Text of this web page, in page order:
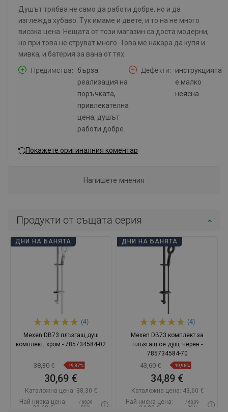
Душът трябва не само да работи добре, но и да
изглежда хубаво. Тук имаме и двете, и то на не много
висока цена. Нещата от този магазин са доста модерни,
но при това не струват много. Това ме накара да купя и
мивка, и батерия за вана от тях.
Предимства
бърза
реализация на
поръчката,
привлекателна
цена, душът
работи добре.
Дефекти
инструкцията
е малко
неясна.
Покажете оригиналния коментар
Напишете мнения
Продукти от същата серия
ДНИ НА БАНЯТА
(4)
Mexen DB73 плъзгащ душ
комплект, хром - 785734584-02
38,30 € -19,87%
30,69 €
Каталожна цена: 38,30 €
Най-ниска цена:
30,69 €
/ 68,09
BGN
ДНИ НА БАНЯТА
(4)
Mexen DB73 комплект за
плъзгащ се душ, черен -
785734584-70
43,60 € -19,98%
34,89 €
Каталожна цена: 43,60 €
Най-ниска цена:
34,89 €
/ 68,09
BGN